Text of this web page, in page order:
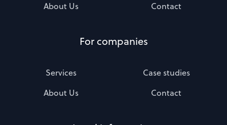
About Us
Contact
For companies
Services
Case studies
About Us
Contact